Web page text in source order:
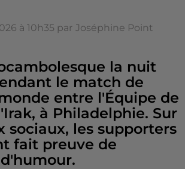
à 10h35 par Joséphine Point
la nuit
le match de
entre l'Équipe de
à Philadelphie. Sur
sociaux, les supporters
fait preuve de